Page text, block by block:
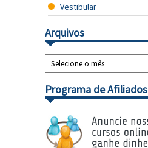
Vestibular
Arquivos
Programa de Afiliados